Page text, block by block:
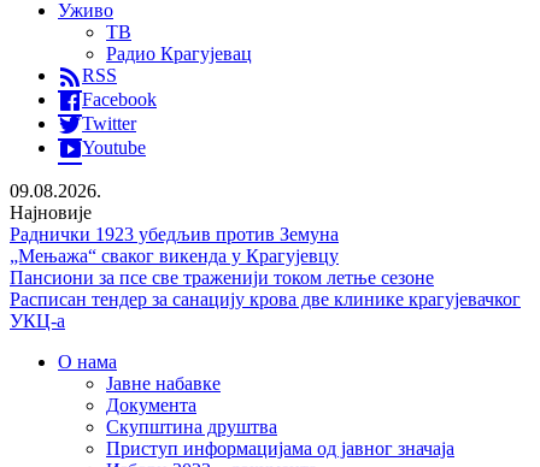
Уживо
ТВ
Радио Крагујевац
RSS
Facebook
Twitter
Youtube
09.08.2026.
Најновије
Раднички 1923 убедљив против Земуна
„Мењажа“ сваког викенда у Крагујевцу
Пансиони за псе све траженији током летње сезоне
Расписан тендер за санацију крова две клинике крагујевачког
УКЦ-а
О нама
Јавне набавке
Документа
Скупштина друштва
Приступ информацијама од јавног значаја